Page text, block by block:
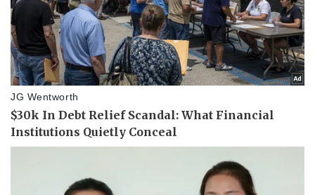
Sức khỏe
Dinh dưỡng - món ngon
Đời sống
Nhà đẹp
Tình yêu - Gia đình